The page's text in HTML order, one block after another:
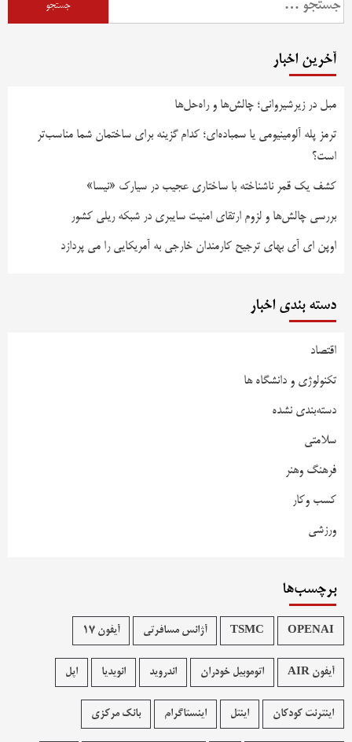
آخرین اخبار
مبل در زیرشیروانی؛ چالش‌ها و راه‌حل‌ها
ترمز پله آلومینیومی یا سمباده‌ای؛ کدام گزینه برای ساختمان شما مناسب‌تر
است؟
کشف یک قمر ناشناخته با ساختاری عجیب در سیارک «نیسا»
بررسی چالش‌ها و لزوم ارتقای امنیت سایبری در شبکه ریلی کشور
اوپن ای آی بهای ترجیح کارمندان خارجی به آمریکایی را می پردازد
دسته بندی اخبار
اقتصاد
تکنولوژی و دانشگاه ها
دسته‌بندی نشده
سلامتی
فرهنگ وهنر
کسب وکار
ورزشی
برچسب‌ها
OPENAI
TSMC آژانس مسافرتی آیفون 17
آیفون AIR اتوموبیل خودران اندروید انویدیا اپل
اینترنت کودکان اینتل اینستاگرام بانک مرکزی